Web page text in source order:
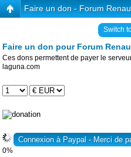
Faire un don - Forum
Switch
Faire un don pour Forum
Ces dons permettent de payer le
laguna.com
0%